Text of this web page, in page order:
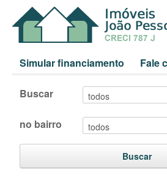
Simular financiamento Fale
Buscar
no bairro
Buscar